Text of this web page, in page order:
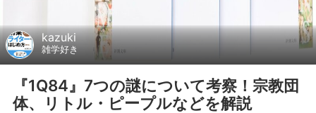
kazuki
雑学好き
『1Q84』7つの謎について考察！宗教団
体、リトル・ピープルなどを解説